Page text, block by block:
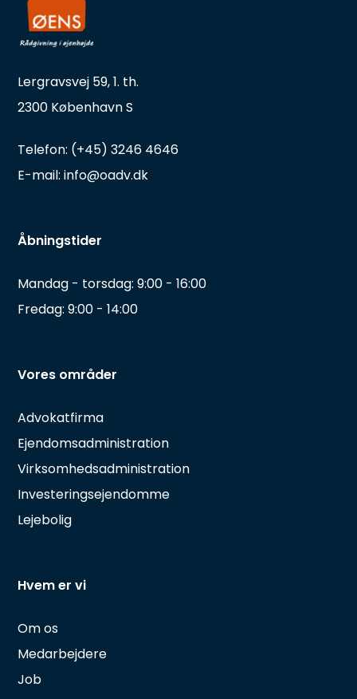
Lergravsvej 59, 1. th.
2300 København S
Telefon: (+45) 3246 4646
E-mail: info@oadv.dk
Åbningstider
Mandag - torsdag: 9:00 - 16:00
Fredag: 9:00 - 14:00
Vores områder
Advokatfirma
Ejendomsadministration
Virksomhedsadministration
Investeringsejendomme
Lejebolig
Hvem er vi
Om os
Medarbejdere
Job